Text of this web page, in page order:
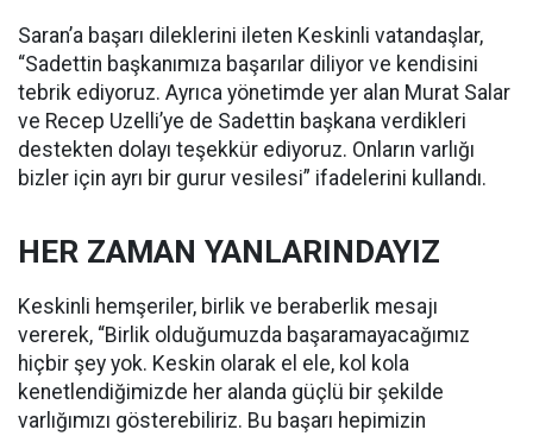
Saran’a başarı dileklerini ileten Keskinli vatandaşlar,
“Sadettin başkanımıza başarılar diliyor ve kendisini
tebrik ediyoruz. Ayrıca yönetimde yer alan Murat Salar
ve Recep Uzelli’ye de Sadettin başkana verdikleri
destekten dolayı teşekkür ediyoruz. Onların varlığı
bizler için ayrı bir gurur vesilesi” ifadelerini kullandı.
HER ZAMAN YANLARINDAYIZ
Keskinli hemşeriler, birlik ve beraberlik mesajı
vererek, “Birlik olduğumuzda başaramayacağımız
hiçbir şey yok. Keskin olarak el ele, kol kola
kenetlendiğimizde her alanda güçlü bir şekilde
varlığımızı gösterebiliriz. Bu başarı hepimizin